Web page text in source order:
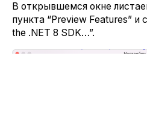
В открывшемся окне
пункта “Preview Features” и
the .NET 8 SDK…”.